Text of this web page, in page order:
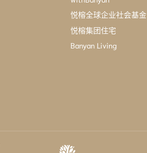
悦榕全球企业社会基金
悦榕集团住宅
Banyan Living